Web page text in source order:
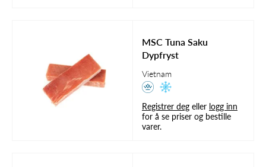
MSC Tuna Saku
Dypfryst
Vietnam
Registrer deg eller logg inn
for å se priser og bestille
varer.